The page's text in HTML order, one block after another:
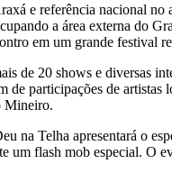
e referência nacional
a área externa do
em um grande festival
de 20 shows e diversas
de participações de
Mineiro.
na Telha apresentará o
um flash mob especial. O